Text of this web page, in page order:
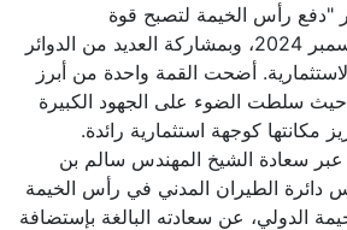
"دفع رأس الخيمة لتصبح قوة
بمشاركة العديد من الدوائر
أضحت القمة واحدة من أبرز
حيث سلطت الضوء على الجهود الكبيرة
مكانتها كوجهة استثمارية رائدة.
عبر سعادة الشيخ المهندس سالم بن
دائرة الطيران المدني في رأس الخيمة
الدولي، عن سعادته البالغة بإستضافة